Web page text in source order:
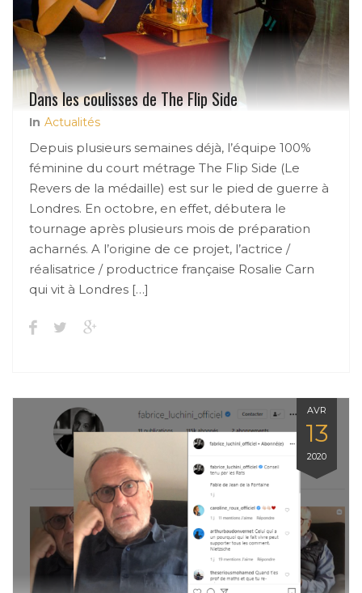
Dans les coulisses de The Flip Side
In Actualités
Depuis plusieurs semaines déjà, l’équipe 100%
féminine du court métrage The Flip Side (Le
Revers de la médaille) est sur le pied de guerre à
Londres. En octobre, en effet, débutera le
tournage après plusieurs mois de préparation
acharnés. A l’origine de ce projet, l’actrice /
réalisatrice / productrice française Rosalie Carn
qui vit à Londres […]
AVR
13
2020